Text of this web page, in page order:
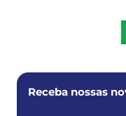
Receba nossas